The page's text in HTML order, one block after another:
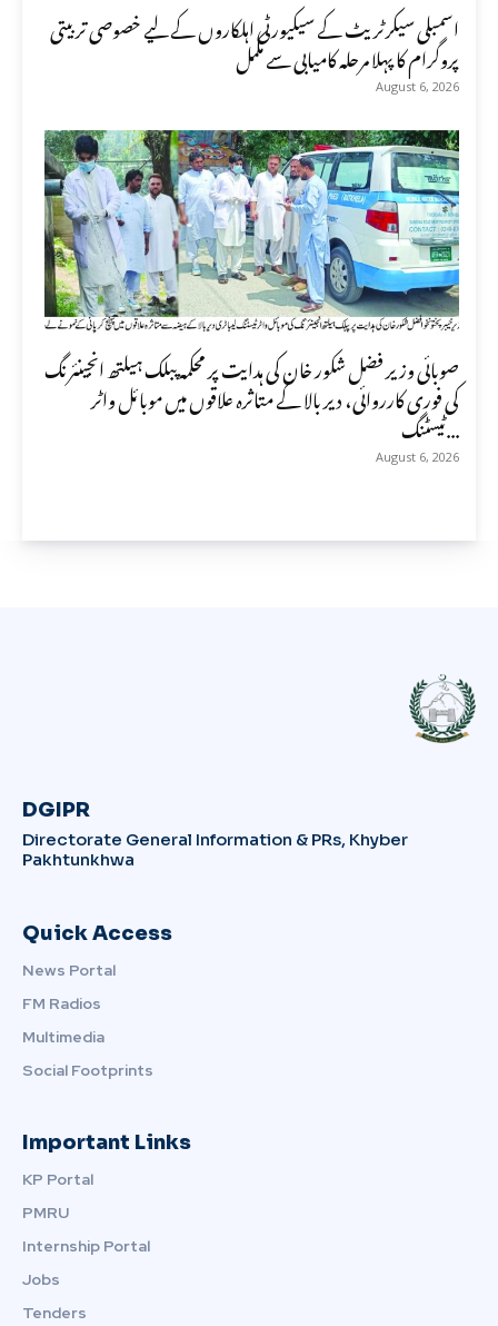
اسمبلی سیکرٹریٹ کے سیکیورٹی اہلکاروں کے لیے خصوصی تربیتی
پروگرام کا پہلا مرحلہ کامیابی سے مکمل
August 6, 2026
صوبائی وزیر فضل شکور خان کی ہدایت پر محکمہ پبلک ہیلتھ انجینئرنگ
کی فوری کارروائی، دیر بالا کے متاثرہ علاقوں میں موبائل واٹر
ٹیسٹنگ...
August 6, 2026
DGIPR
Directorate General Information & PRs, Khyber
Pakhtunkhwa
Quick Access
News Portal
FM Radios
Multimedia
Social Footprints
Important Links
KP Portal
PMRU
Internship Portal
Jobs
Tenders